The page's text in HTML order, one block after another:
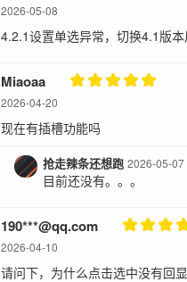
2026-05-08
4.2.1设置单选异常，切换4.1版
Miaoaa
2026-04-20
现在有插槽功能吗
抢走辣条还想跑2026-05-07
目前还没有。。。
190***@qq.com
2026-04-10
请问下，为什么点击选中没有回